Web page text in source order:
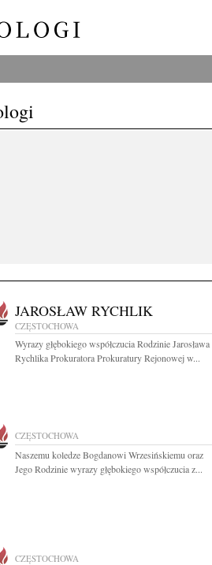
JAROSŁAW RYCHLIK
CZĘSTOCHOWA
Wyrazy głębokiego współczucia Rodzinie Jarosława
Rychlika Prokuratora Prokuratury Rejonowej w...
CZĘSTOCHOWA
Naszemu koledze Bogdanowi Wrzesińskiemu oraz
Jego Rodzinie wyrazy głębokiego współczucia z...
CZĘSTOCHOWA